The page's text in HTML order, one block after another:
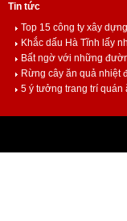
Tin tức
Top 15 công ty xây
Khắc dấu Hà Tĩnh lấy
Bất ngờ với những
Rừng cây ăn quả nhiệt
5 ý tưởng trang trí quán